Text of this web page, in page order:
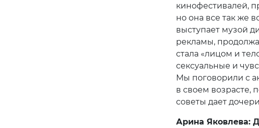
кинофестивалей,
но она все так же
выступает музой
рекламы,
стала «лицом и
сексуальные и
Мы поговорили с
в своем возрасте,
советы дает
Арина Яковлева: